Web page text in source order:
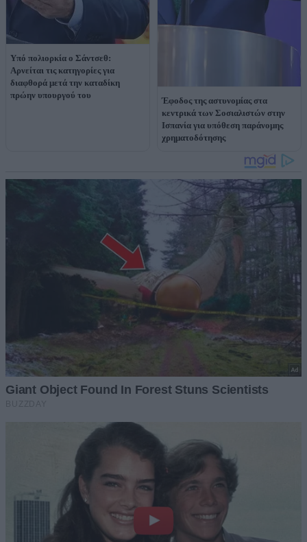
Υπό πολιορκία ο Σάντσεθ:
Αρνείται τις κατηγορίες για
διαφθορά μετά την καταδίκη
πρώην υπουργού του
Έφοδος της αστυνομίας στα
κεντρικά των Σοσιαλιστών στην
Ισπανία για υπόθεση παράνομης
χρηματοδότησης